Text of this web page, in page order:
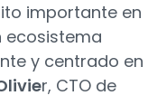
importante en
ecosistema
y centrado en
r, CTO de